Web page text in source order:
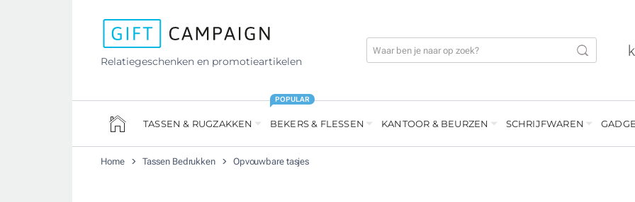
Relatiegeschenken en promotieartikelen
TASSEN & RUGZAKKEN BEKERS & FLESSEN
POPULAR
KANTOOR & BEURZEN SCHRIJFWAREN
Home Tassen Bedrukken Opvouwbare tasjes